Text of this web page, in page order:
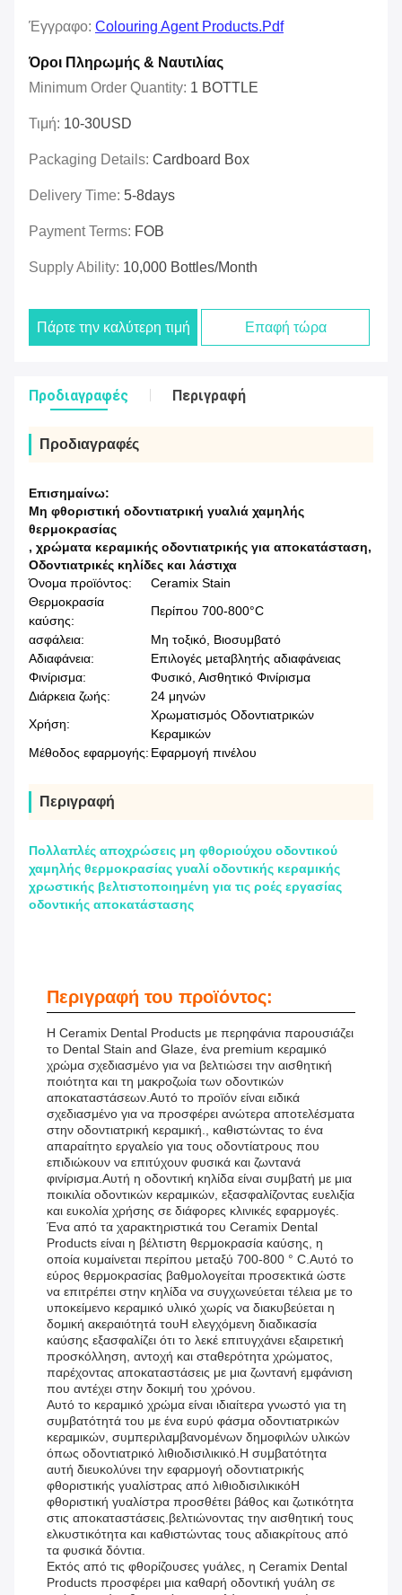
Έγγραφο: Colouring Agent Products.pdf
Όροι Πληρωμής & Ναυτιλίας
Minimum Order Quantity: 1 BOTTLE
Τιμή: 10-30USD
Packaging Details: Cardboard Box
Delivery Time: 5-8days
Payment Terms: FOB
Supply Ability: 10,000 Bottles/month
Πάρτε την καλύτερη τιμή Επαφή τώρα
Προδιαγραφές Περιγραφή
Προδιαγραφές
Επισημαίνω:
Μη φθοριστική οδοντιατρική γυαλιά χαμηλής
θερμοκρασίας
, χρώματα κεραμικής οδοντιατρικής για αποκατάσταση,
Οδοντιατρικές κηλίδες και λάστιχα
Όνομα προϊόντος:
Ceramix Stain
Θερμοκρασία
καύσης:
Περίπου 700-800°C
ασφάλεια:
Μη τοξικό, Βιοσυμβατό
Αδιαφάνεια:
Επιλογές μεταβλητής αδιαφάνειας
Φινίρισμα:
Φυσικό, Αισθητικό Φινίρισμα
Διάρκεια ζωής:
24 μηνών
Χρήση:
Χρωματισμός Οδοντιατρικών
Κεραμικών
Μέθοδος εφαρμογής: Εφαρμογή πινέλου
Περιγραφή
Πολλαπλές αποχρώσεις μη φθοριούχου οδοντικού
χαμηλής θερμοκρασίας γυαλί οδοντικής κεραμικής
χρωστικής βελτιστοποιημένη για τις ροές εργασίας
οδοντικής αποκατάστασης
Περιγραφή του προϊόντος:
Η Ceramix Dental Products με περηφάνια παρουσιάζει
το Dental Stain and Glaze, ένα premium κεραμικό
χρώμα σχεδιασμένο για να βελτιώσει την αισθητική
ποιότητα και τη μακροζωία των οδοντικών
αποκαταστάσεων.Αυτό το προϊόν είναι ειδικά
σχεδιασμένο για να προσφέρει ανώτερα αποτελέσματα
στην οδοντιατρική κεραμική., καθιστώντας το ένα
απαραίτητο εργαλείο για τους οδοντίατρους που
επιδιώκουν να επιτύχουν φυσικά και ζωντανά
φινίρισμα.Αυτή η οδοντική κηλίδα είναι συμβατή με μια
ποικιλία οδοντικών κεραμικών, εξασφαλίζοντας ευελιξία
και ευκολία χρήσης σε διάφορες κλινικές εφαρμογές.
Ένα από τα χαρακτηριστικά του Ceramix Dental
Products είναι η βέλτιστη θερμοκρασία καύσης, η
οποία κυμαίνεται περίπου μεταξύ 700-800 ° C.Αυτό το
εύρος θερμοκρασίας βαθμολογείται προσεκτικά ώστε
να επιτρέπει στην κηλίδα να συγχωνεύεται τέλεια με το
υποκείμενο κεραμικό υλικό χωρίς να διακυβεύεται η
δομική ακεραιότητά τουΗ ελεγχόμενη διαδικασία
καύσης εξασφαλίζει ότι το λεκέ επιτυγχάνει εξαιρετική
προσκόλληση, αντοχή και σταθερότητα χρώματος,
παρέχοντας αποκαταστάσεις με μια ζωντανή εμφάνιση
που αντέχει στην δοκιμή του χρόνου.
Αυτό το κεραμικό χρώμα είναι ιδιαίτερα γνωστό για τη
συμβατότητά του με ένα ευρύ φάσμα οδοντιατρικών
κεραμικών, συμπεριλαμβανομένων δημοφιλών υλικών
όπως οδοντιατρικό λιθιοδισιλικικό.Η συμβατότητα
αυτή διευκολύνει την εφαρμογή οδοντιατρικής
φθοριστικής γυαλίστρας από λιθιοδισιλικικόΗ
φθοριστική γυαλίστρα προσθέτει βάθος και ζωτικότητα
στις αποκαταστάσεις.βελτιώνοντας την αισθητική τους
ελκυστικότητα και καθιστώντας τους αδιακρίτους από
τα φυσικά δόντια.
Εκτός από τις φθορίζουσες γυάλες, η Ceramix Dental
Products προσφέρει μια καθαρή οδοντική γυάλη σε